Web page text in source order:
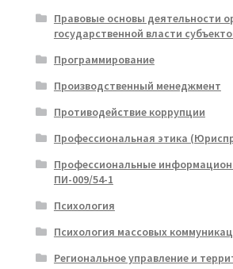
Правовые основы деятельности
государственной власти
Программирование
Производственный менеджмент
Противодействие коррупции
Профессиональная этика
Профессиональные
ПИ-009/54-1
Психология
Психология массовых
Региональное управление и